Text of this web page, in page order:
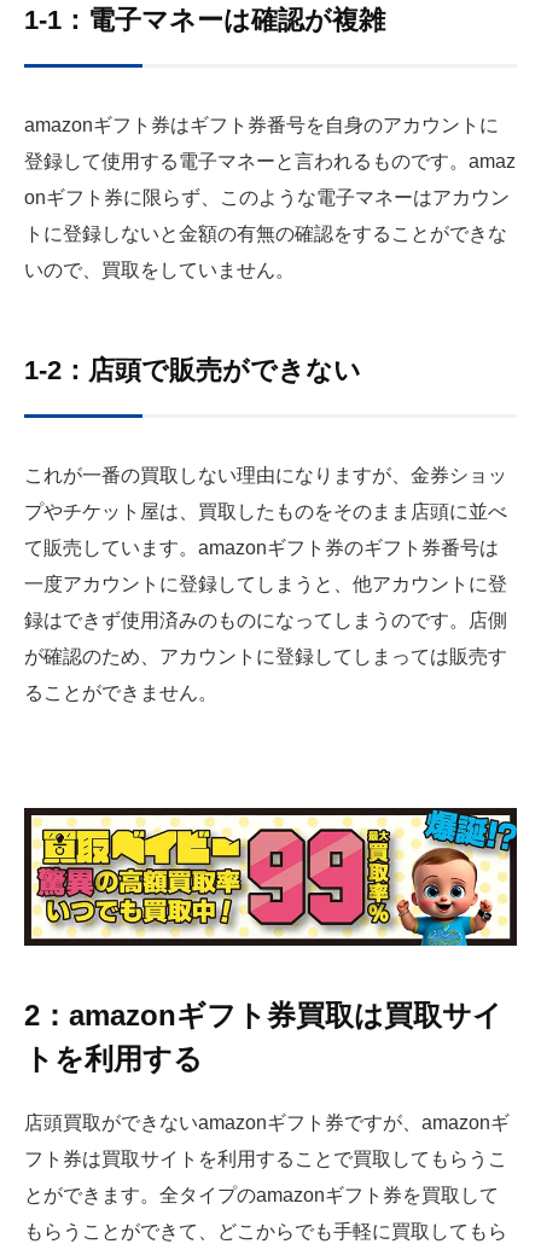
1-1：電子マネーは確認が複雑
amazonギフト券はギフト券番号を自身のアカウントに
登録して使用する電子マネーと言われるものです。amaz
onギフト券に限らず、このような電子マネーはアカウン
トに登録しないと金額の有無の確認をすることができな
いので、買取をしていません。
1-2：店頭で販売ができない
これが一番の買取しない理由になりますが、金券ショッ
プやチケット屋は、買取したものをそのまま店頭に並べ
て販売しています。amazonギフト券のギフト券番号は
一度アカウントに登録してしまうと、他アカウントに登
録はできず使用済みのものになってしまうのです。店側
が確認のため、アカウントに登録してしまっては販売す
ることができません。
2：amazonギフト券買取は買取サイ
トを利用する
店頭買取ができないamazonギフト券ですが、amazonギ
フト券は買取サイトを利用することで買取してもらうこ
とができます。全タイプのamazonギフト券を買取して
もらうことができて、どこからでも手軽に買取してもら